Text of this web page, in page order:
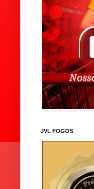
JVL FOGOS